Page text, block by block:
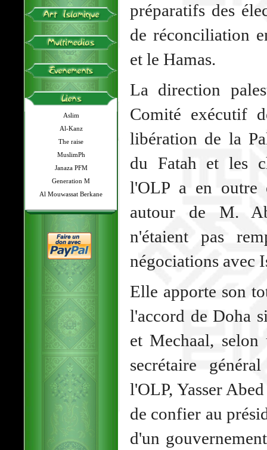
Aslim
Al-Kanz
The raise
MuslimPh
Janaza PFM
Generation M
Al Mouwassat Berkane
préparatifs des
de réconciliation
et le Hamas.
La direction
Comité exécutif
libération de la
du Fatah et les
l'OLP a en outre
autour de M.
n'étaient pas
négociations avec
Elle apporte son
l'accord de Doha
et Mechaal,
secrétaire
l'OLP, Yasser
de confier au
d'un